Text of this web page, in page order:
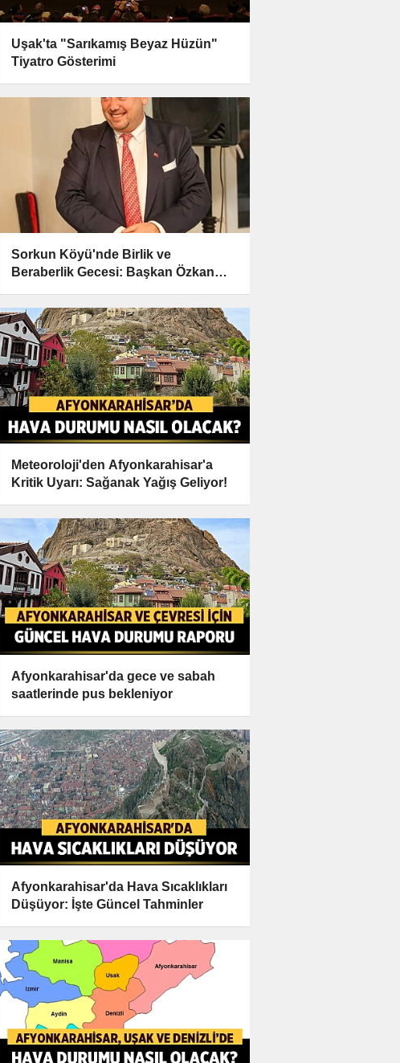
Uşak'ta "Sarıkamış Beyaz Hüzün"
Tiyatro Gösterimi
Sorkun Köyü'nde Birlik ve
Beraberlik Gecesi: Başkan Özkan
Meteoroloji'den Afyonkarahisar'a
Kritik Uyarı: Sağanak Yağış Geliyor!
Afyonkarahisar'da gece ve sabah
saatlerinde pus bekleniyor
Afyonkarahisar'da Hava Sıcaklıkları
Düşüyor: İşte Güncel Tahminler